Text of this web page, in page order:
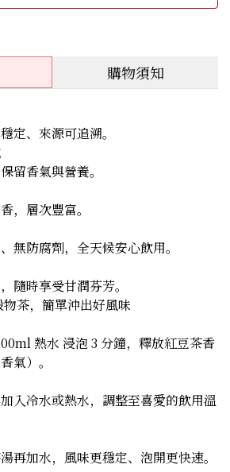
購物須知
定、來源可追溯。
留香氣與營養。
，層次豐富。
無防腐劑，全天候安心飲用。
隨時享受甘潤芬芳。
茶，簡單沖出好風味
熱水 浸泡 3 分鐘，釋放紅豆茶香
氣）。
入冷水或熱水，調整至喜愛的飲用溫
再加水，風味更穩定、泡開更快速。